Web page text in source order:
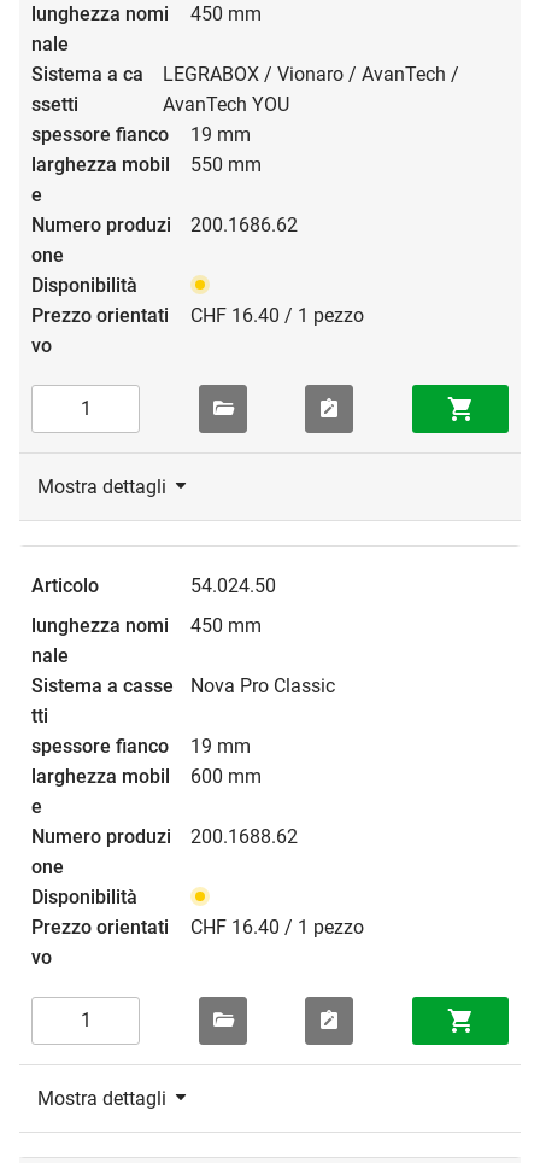
450 mm
LEGRABOX / Vionaro / AvanTech /
AvanTech YOU
19 mm
550 mm
200.1686.62
CHF 16.40 / 1 pezzo
Mostra dettagli
54.024.50
450 mm
Nova Pro Classic
19 mm
600 mm
200.1688.62
CHF 16.40 / 1 pezzo
Mostra dettagli